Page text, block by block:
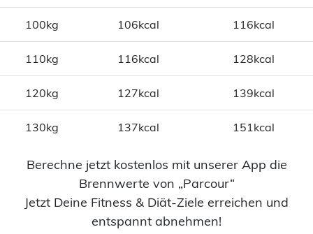
100kg 106kcal 116kcal
110kg 116kcal 128kcal
120kg 127kcal 139kcal
130kg 137kcal 151kcal
Berechne jetzt kostenlos mit unserer App die
Brennwerte von „Parcour“
Jetzt Deine Fitness & Diät-Ziele erreichen und
entspannt abnehmen!